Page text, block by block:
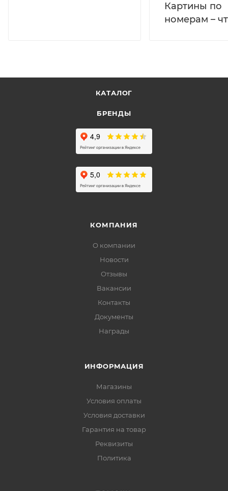
Картины по
номерам –
КАТАЛОГ
БРЕНДЫ
КОМПАНИЯ
О компании
Новости
Отзывы
Вакансии
Контакты
Документы
Награды
ИНФОРМАЦИЯ
Магазины
Условия оплаты
Условия доставки
Гарантия на товар
Реквизиты
Политика